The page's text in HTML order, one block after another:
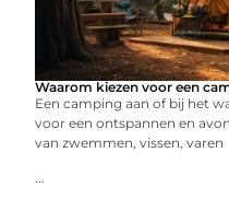
Waarom kiezen voor een
Een camping aan of bij het
voor een ontspannen en
van zwemmen, vissen, varen
...